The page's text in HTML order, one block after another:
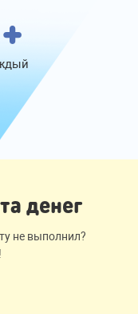
денег
не выполнил?